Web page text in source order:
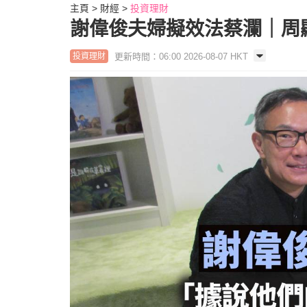
主頁 財經 投資理財
謝偉俊夫婦擬效法蔡瀾｜周
投資理財 更新時間：06:00 2026-08-07 HKT